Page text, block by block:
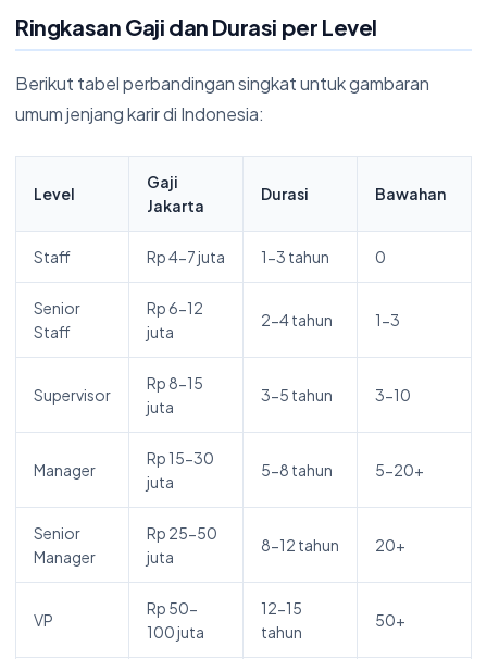
Ringkasan Gaji dan Durasi per Level
Berikut tabel perbandingan singkat untuk gambaran
umum jenjang karir di Indonesia:
Level
Gaji
Jakarta
Durasi Bawahan
Staff Rp 4-7 juta 1-3 tahun 0
Senior
Staff
Rp 6-12
juta
2-4 tahun 1-3
Supervisor
Rp 8-15
juta
3-5 tahun 3-10
Manager
Rp 15-30
juta
5-8 tahun 5-20+
Senior
Manager
Rp 25-50
juta
8-12 tahun 20+
VP
Rp 50-
100 juta
12-15
tahun
50+